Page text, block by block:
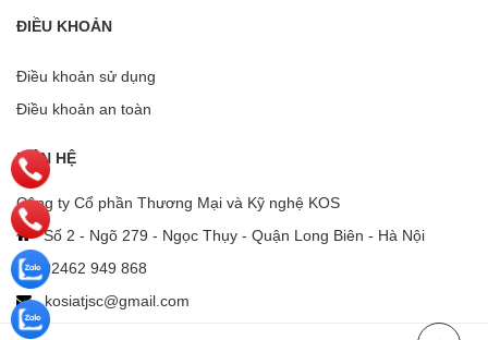
ĐIỀU KHOẢN
Điều khoản sử dụng
Điều khoản an toàn
LIÊN HỆ
Công ty Cổ phần Thương Mại và Kỹ nghệ KOS
Số 2 - Ngõ 279 - Ngọc Thụy - Quận Long Biên - Hà Nội
02462 949 868
kosiatjsc@gmail.com